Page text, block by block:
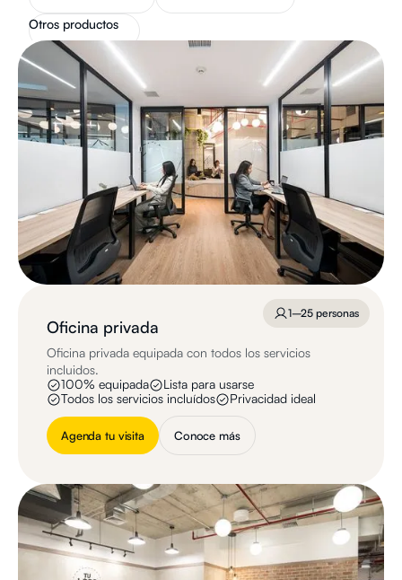
Otros productos
Oficina privada
Oficina privada equipada con todos los servicios
incluidos.
100% equipada
Lista para usarse
Todos los servicios incluídos
Privacidad ideal
Agenda tu visita Conoce más
1–25 personas